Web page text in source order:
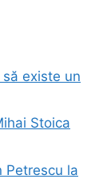
existe un
Stoica
Petrescu la